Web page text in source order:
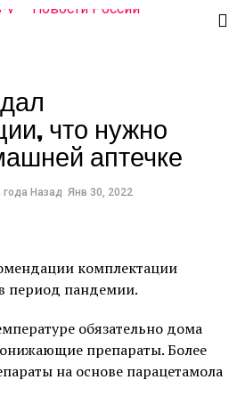
что нужно
аптечке
года Назад Янв 30, 2022
комплектации
период пандемии.
обязательно дома
препараты. Более
на основе парацетамола